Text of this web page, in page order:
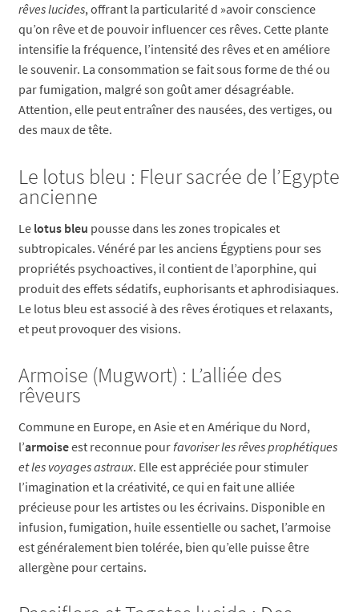
rêves lucides, offrant la particularité d »avoir conscience
qu’on rêve et de pouvoir influencer ces rêves. Cette plante
intensifie la fréquence, l’intensité des rêves et en améliore
le souvenir. La consommation se fait sous forme de thé ou
par fumigation, malgré son goût amer désagréable.
Attention, elle peut entraîner des nausées, des vertiges, ou
des maux de tête.
Le lotus bleu : Fleur sacrée de l’Egypte
ancienne
Le lotus bleu pousse dans les zones tropicales et
subtropicales. Vénéré par les anciens Égyptiens pour ses
propriétés psychoactives, il contient de l’aporphine, qui
produit des effets sédatifs, euphorisants et aphrodisiaques.
Le lotus bleu est associé à des rêves érotiques et relaxants,
et peut provoquer des visions.
Armoise (Mugwort) : L’alliée des
rêveurs
Commune en Europe, en Asie et en Amérique du Nord,
l’armoiseest reconnue pour favoriser les rêves prophétiques
et les voyages astraux. Elle est appréciée pour stimuler
l’imagination et la créativité, ce qui en fait une alliée
précieuse pour les artistes ou les écrivains. Disponible en
infusion, fumigation, huile essentielle ou sachet, l’armoise
est généralement bien tolérée, bien qu’elle puisse être
allergène pour certains.